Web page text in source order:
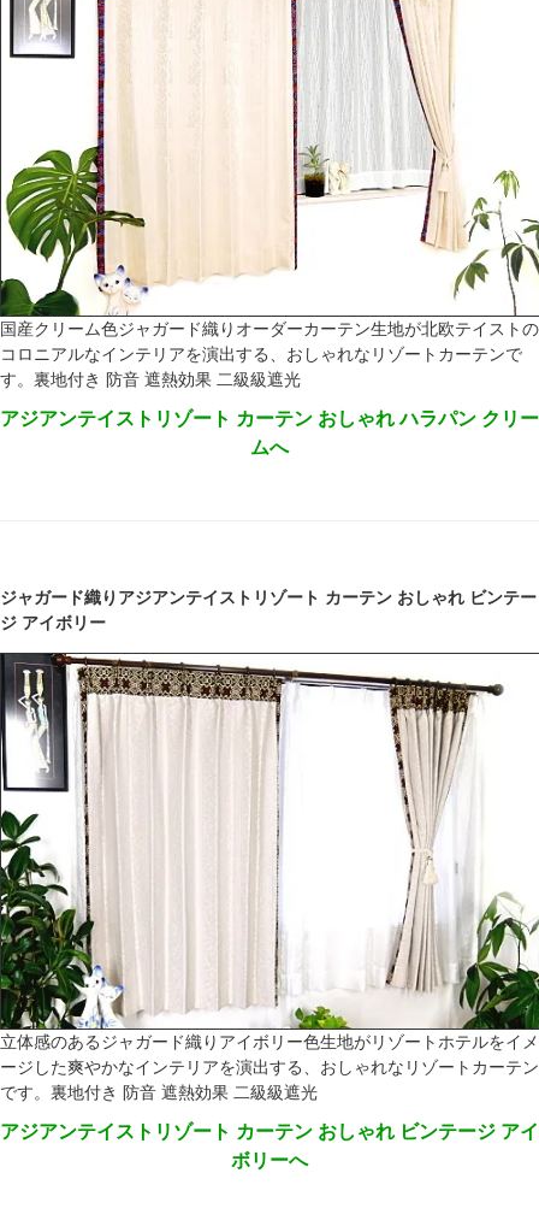
国産クリーム色ジャガード織りオーダーカーテン生地が北欧テイストの
コロニアルなインテリアを演出する、おしゃれなリゾートカーテンで
す。裏地付き 防音 遮熱効果 二級級遮光
アジアンテイストリゾート カーテン おしゃれ ハラパン クリー
ムへ
ジャガード織りアジアンテイストリゾート カーテン おしゃれ ビンテー
ジ アイボリー
立体感のあるジャガード織りアイボリー色生地がリゾートホテルをイメ
ージした爽やかなインテリアを演出する、おしゃれなリゾートカーテン
です。裏地付き 防音 遮熱効果 二級級遮光
アジアンテイストリゾート カーテン おしゃれ ビンテージ アイ
ボリーへ